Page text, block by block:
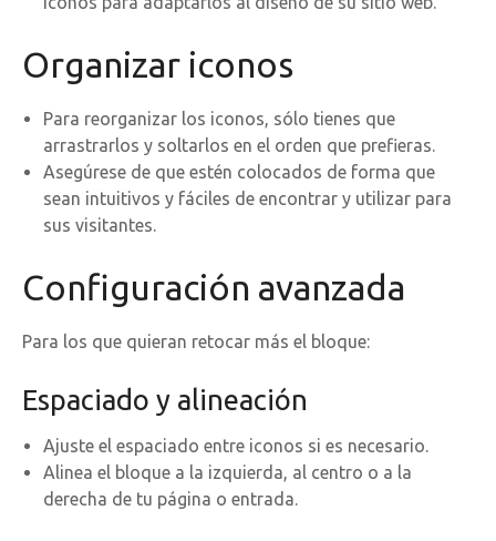
Organizar iconos
Para reorganizar los iconos, sólo tienes que
arrastrarlos y soltarlos en el orden que prefieras.
Asegúrese de que estén colocados de forma que
sean intuitivos y fáciles de encontrar y utilizar para
sus visitantes.
Configuración avanzada
Para los que quieran retocar más el bloque:
Espaciado y alineación
Ajuste el espaciado entre iconos si es necesario.
Alinea el bloque a la izquierda, al centro o a la
derecha de tu página o entrada.